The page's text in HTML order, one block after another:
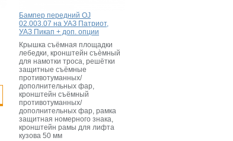
Бампер передний OJ
02.003.07 на УАЗ Патриот,
УАЗ Пикап + доп. опции
Крышка съёмная площадки
лебедки, кронштейн съѐмный
для намотки троса, решётки
защитные съёмные
противотуманных/
дополнительных фар,
кронштейн съёмный
противотуманных/
дополнительных фар, рамка
защитная номерного знака,
кронштейн рамы для лифта
кузова 50 мм